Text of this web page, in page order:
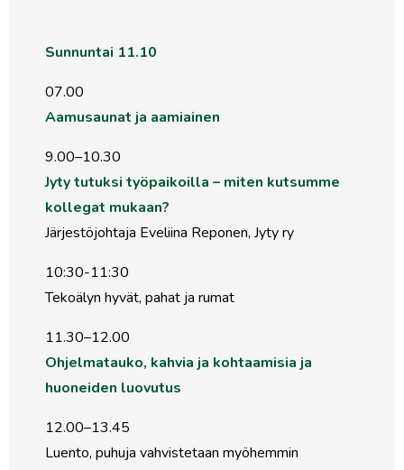
Sunnuntai 11.10
07.00
Aamusaunat ja aamiainen
9.00–10.30
Jyty tutuksi työpaikoilla – miten kutsumme
kollegat mukaan?
Järjestöjohtaja Eveliina Reponen, Jyty ry
10:30-11:30
Tekoälyn hyvät, pahat ja rumat
11.30–12.00
Ohjelmatauko, kahvia ja kohtaamisia ja
huoneiden luovutus
12.00–13.45
Luento, puhuja vahvistetaan myöhemmin